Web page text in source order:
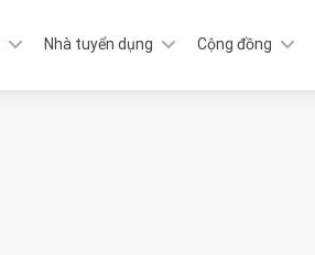
Nhà tuyển dụng Cộng đồng